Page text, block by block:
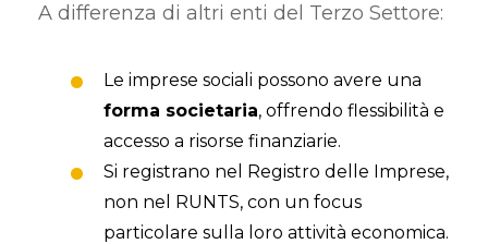
A differenza di altri enti del Terzo Settore:
Le imprese sociali possono avere una
forma societaria, offrendo flessibilità e
accesso a risorse finanziarie.
Si registrano nel Registro delle Imprese,
non nel RUNTS, con un focus
particolare sulla loro attività economica.